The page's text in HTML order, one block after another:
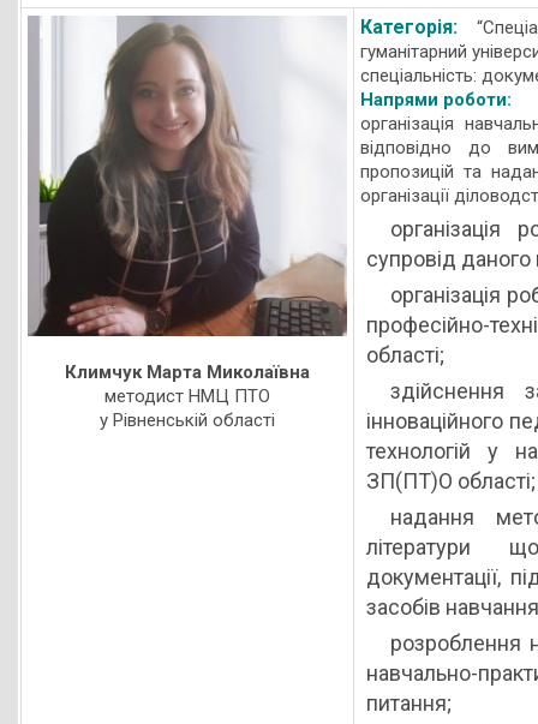
Климчук Марта Миколаївна
методист НМЦ ПТО
у Рівненській області
Категорія:
гуманітарний
спеціальність:
Напрями роботи:
організація
відповідно до
пропозицій та
організації
організація
супровід
організація
професійно-
області;
здійснення
інноваційного
технологій у
ЗП(ПТ)О області;
надання
літератури
документації,
засобів
розроблення
навчально-
питання;